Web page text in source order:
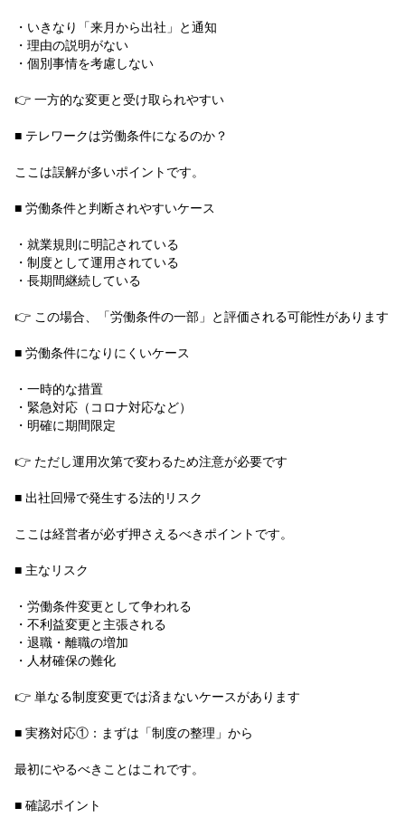
・いきなり「来月から出社」と通知
・理由の説明がない
・個別事情を考慮しない
👉 一方的な変更と受け取られやすい
■ テレワークは労働条件になるのか？
ここは誤解が多いポイントです。
■ 労働条件と判断されやすいケース
・就業規則に明記されている
・制度として運用されている
・長期間継続している
👉 この場合、「労働条件の一部」と評価される可能性があります
■ 労働条件になりにくいケース
・一時的な措置
・緊急対応（コロナ対応など）
・明確に期間限定
👉 ただし運用次第で変わるため注意が必要です
■ 出社回帰で発生する法的リスク
ここは経営者が必ず押さえるべきポイントです。
■ 主なリスク
・労働条件変更として争われる
・不利益変更と主張される
・退職・離職の増加
・人材確保の難化
👉 単なる制度変更では済まないケースがあります
■ 実務対応①：まずは「制度の整理」から
最初にやるべきことはこれです。
■ 確認ポイント